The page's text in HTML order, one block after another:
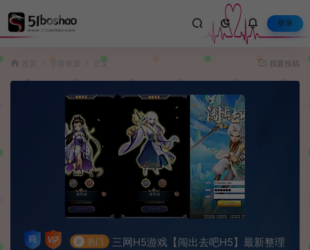
登录
手游资源 正文 我要投稿
# 热门
三网H5游戏【闯出去吧H5】最新整理